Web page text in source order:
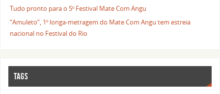
Tudo pronto para o 5º Festival Mate Com Angu
“Amuleto”, 1º longa-metragem do Mate Com Angu tem estreia
nacional no Festival do Rio
TAGS